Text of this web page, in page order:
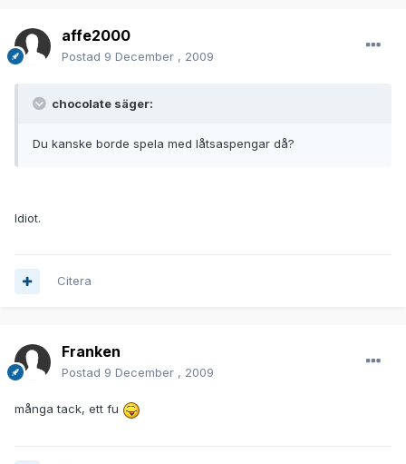
affe2000
Postad 9 December , 2009
chocolate säger:
Du kanske borde spela med låtsaspengar då?
Idiot.
Citera
Franken
Postad 9 December , 2009
många tack, ett fu